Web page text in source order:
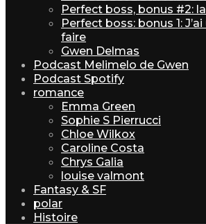
Perfect boss, bonus #2:
Perfect boss: bonus 1:
faire
Gwen Delmas
Podcast Melimelo de Gwen
Podcast Spotify
romance
Emma Green
Sophie S Pierrucci
Chloe Wilkox
Caroline Costa
Chrys Galia
louise valmont
Fantasy & SF
polar
Histoire